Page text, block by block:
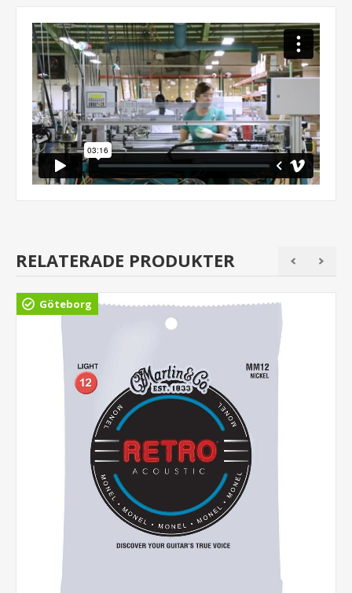
RELATERADE PRODUKTER
Göteborg